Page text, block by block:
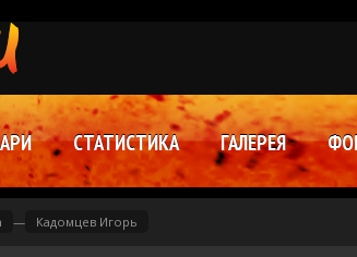
— Кадомцев Игорь
СТАТИСТИКА ГАЛЕРЕЯ